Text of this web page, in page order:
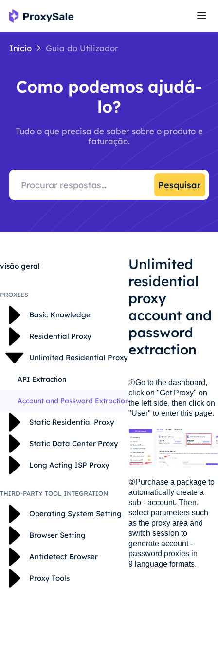
Início Guia do Utilizador
Como podemos ajudá-
lo?
Tudo o que precisa de saber sobre o produto e
faturação.
Pesquisar
visão geral
PROXIES
Basic Knowledge
Residential Proxy
Unlimited Residential Proxy
API Extraction
Account and Password Extraction
Static Residential Proxy
Static Data Center Proxy
Long Acting ISP Proxy
THIRD-PARTY TOOL INTEGRATION
Operating System Setting
Browser Setting
Antidetect Browser
Proxy Tools
Unlimited
residential
proxy
account and
password
extraction
①Go to the dashboard,
click on "Get Proxy" on
the left side, then click on
"User" to enter this page.
②Purchase a package to
automatically create a
sub - account. Then,
select parameters such
as the proxy area and
switch session to
generate account -
password proxies in
9 language formats.